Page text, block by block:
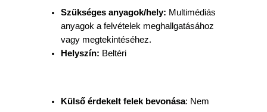
Szükséges anyagok/hely: Multimédiás
anyagok a felvételek meghallgatásához
vagy megtekintéséhez.
Helyszín: Beltéri
Külső érdekelt felek bevonása: Nem